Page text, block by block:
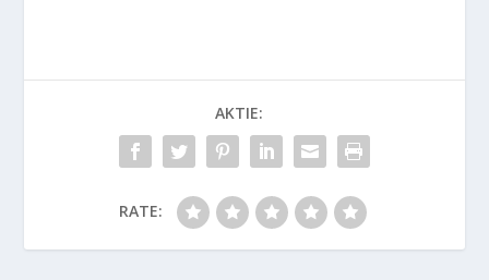
AKTIE:
RATE: